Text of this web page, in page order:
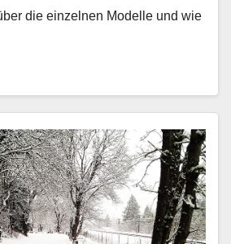
die einzelnen Modelle und wie